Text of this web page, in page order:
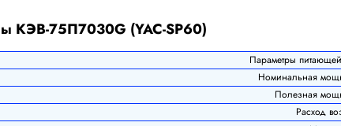
КЭВ-75П7030G (YAC-SP60)
Параметры
Номинальная
Полезная
Расход